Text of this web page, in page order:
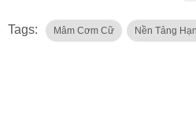
Tags: Mâm Cơm Cữ Nền Tảng